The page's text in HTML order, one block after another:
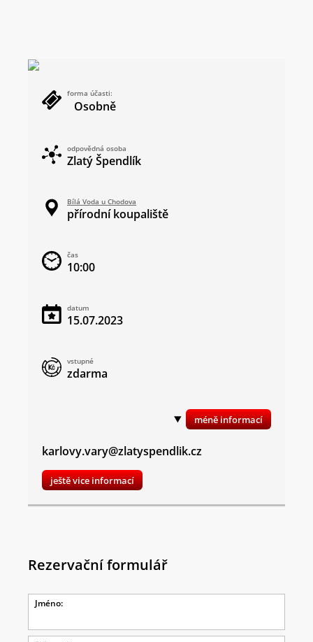
forma účasti:
Osobně
odpovědná osoba
Zlatý Špendlík
Bílá Voda u Chodova
přírodní koupaliště
čas
10:00
datum
15.07.2023
vstupné
zdarma
karlovy.vary@zlatyspendlik.cz
ještě vice informací
Rezervační formulář
Jméno: